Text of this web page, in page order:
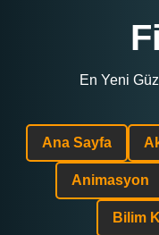
En Yeni
Ana Sayfa
Animasyon
Bilim